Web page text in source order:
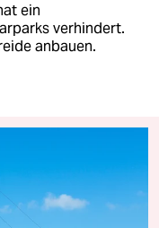
ein
verhindert.
anbauen.